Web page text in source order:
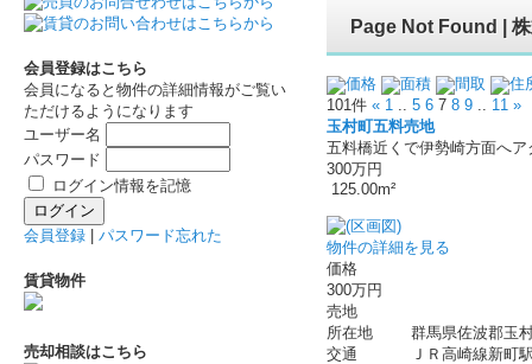
Page Not Found |
価格 面積 間取
住
101件 « 1 5 6 7 8 9 11 »
玉村町五料売地
五料橋近くで伊勢崎方面へ
300万円
125.00m²
物件の詳細を見る
価格
300万円
売地
所在地
群馬県佐波郡玉
交通
ＪＲ高崎線新町
会員登録はこちら
会員になると物件の詳細情報がご覧い
ただけるようになります
ユーザー名
パスワード
ログイン情報を記憶
会員登録 | パスワード忘れた
賃貸物件
売却相談はこちら